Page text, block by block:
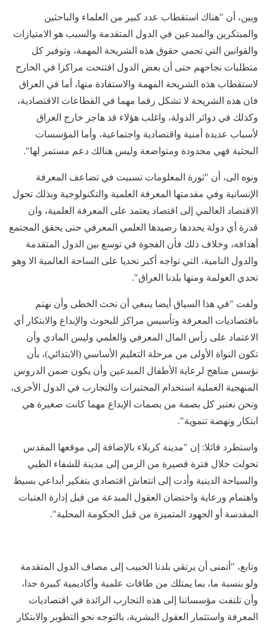
‌‎وبين، أن "هناك استقطاب عدد كبير من العلماء والباحثين
والمبتكرين والمبدعين في الدول المتقدمة والسبب هو الامتيازات
والقوانين التي تحمي حقوق هذه الشريحة المهمة، وتوفير كل
متطلبات نجاحهم حتى أن بعض الدول افتتحت مراكزا في الخارج
لاستقطاب هذه الشريحة المهمة والاستفادة منها، أما في العراق
فان هذه الشريحة لا تشكل رقما مهما في القطاعات الاقتصادية،
وكذلك في دوائر الدولة، واغلب هؤلاء قد هاجر خارج العراق
لأسباب عديدة أمنية واقتصادية واجتماعية، وأما المؤسسات
البحثية فهي محدودة ومتواضعة وليس هنالك دعم مستمر لها".
‌‎ونوه الى، أن "ثورة المعلومات تسببت في تضاعف المعرفة
الإنسانية وفي مقدمتها المعرفة العلمية والتكنولوجية وبذلك تحول
الاقتصاد العالمي إلى اقتصاد يعتمد على المعرفة العلمية، وان
قدرة أي دولة يحددها رصيدها العلمي المعرفي حتى يحقق المجتمع
أهدافه، وخلاف ذلك فأن الفجوة في توسع بين الدول المتقدمة
والدول النامية، التي تواجه أكبر تحديا على الساحة العالمية الا وهو
تحدي العولمة ومنها بلدنا العراق".
ولفت "في هذا السياق أيضا ينبغي أن نحث الخطى وأن نهتم
باقتصاديات المعرفة وتأسيس مراكز للبحوث والإبداع والابتكار أي
الاعتماد على رأس المال المعرفي والعلمي وليس المادي وأن
تكون النواة الأولى من مرحلة التعليم الأساسي (الابتدائي)، بأن
نؤسس مناهج لرعاية الأطفال المبدعين وأن يكون ضمن الدروس
المنهجية العملية استخدام المختبرات والتجارب في الدول الأخرى،
ونحن نعتبر كل بصمة من بصمات الإبداع مهما كانت صغيرة هي
ابتكار ونهضة تنموية".
واستطرد قائلا: إن "مدينة كربلاء بالإضافة إلى موقعها المقدس
تحولت خلال فترة قصيرة من الزمن إلى مدينة للشفاء الطبي
والسياحة الدينية وأدت إلى انتعاش اقتصادي بتفكير أبداعي بسيط
واهتمام ورعاية واحتضان العقول المبدعة من قبل إدارة العتبات
المقدسة أو الجهود المتميزة من قبل الحكومة المحلية".
وتابع، "أتمنى أن يرتقي بلدنا الحبيب إلى مصاف الدول المتقدمة
ولو بنسبة ما، بما يمتلك من طاقات علمية وأكاديمية كبيرة جدا،
وأن تلتفت مؤسساتنا إلى هذه التجارب الرائدة في اقتصاديات
المعرفة واستثمار العقول البشرية، بالتوجه نحو التطوير والابتكار